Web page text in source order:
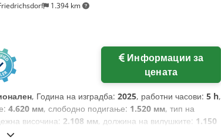
1.394 km
цената
, Година на изградба: 2025, работни часови: 5 h,
4.620 мм, слободно подигање: 1.520 мм, тип на
височина: 2.108 мм, должина на вилушките: 1.150
мм